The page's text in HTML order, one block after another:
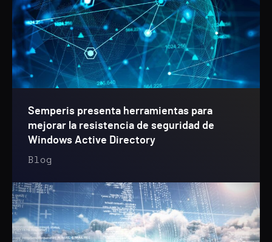
Semperis presenta herramientas para
mejorar la resistencia de seguridad de
Windows Active Directory
Blog